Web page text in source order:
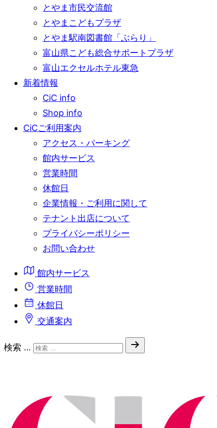
とやま市民交流館
とやまこどもプラザ
とやま駅南図書館「ぶらり」
富山県こども総合サポートプラザ
富山エクセルホテル東急
新着情報
CiC info
Shop info
CiCご利用案内
アクセス・パーキング
館内サービス
営業時間
休館日
企業情報・ご利用に関して
テナント出店について
プライバシーポリシー
お問い合わせ
館内サービス
営業時間
休館日
交通案内
検索 …